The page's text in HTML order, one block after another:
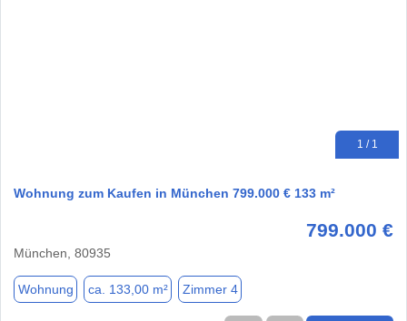
1 / 1
Wohnung zum Kaufen in München 799.000 € 133 m²
799.000 €
München, 80935
Wohnung ca. 133,00 m² Zimmer 4